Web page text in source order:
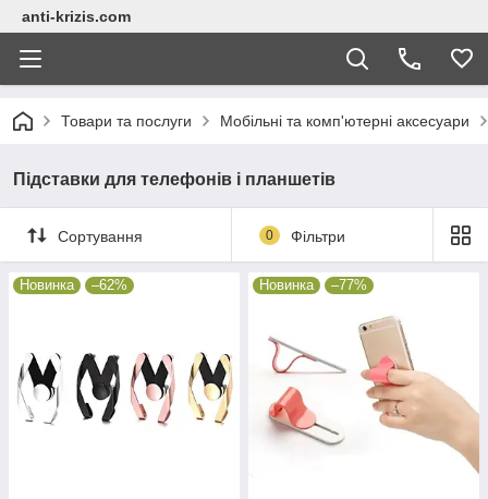
anti-krizis.com
Товари та послуги Мобільні та комп'ютерні аксесуари
Підставки для телефонів і планшетів
Сортування 0 Фільтри
Новинка –62% Новинка –77%